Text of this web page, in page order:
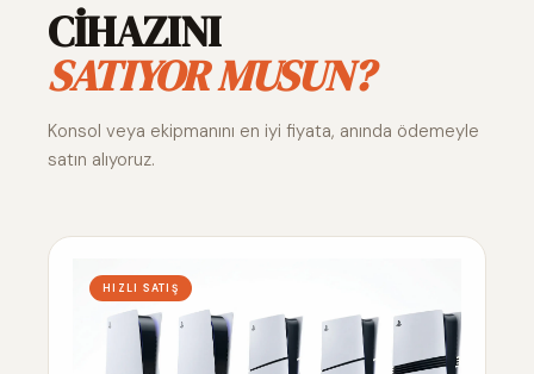
CİHAZINI
SATIYOR MUSUN?
Konsol veya ekipmanını en iyi fiyata, anında ödemeyle
satın alıyoruz.
HIZLI SATIŞ